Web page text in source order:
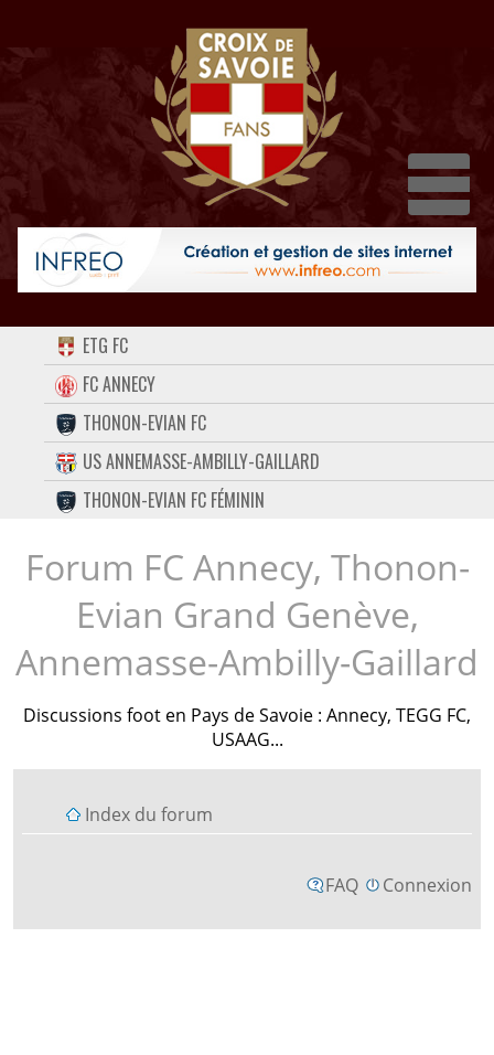
ACCUEIL
FORUM
CONTACT
FACEBOOK
TWITTER
INSTAGRAM
ETG FC
FC ANNECY
THONON-EVIAN FC
US ANNEMASSE-AMBILLY-GAILLARD
THONON-EVIAN FC FÉMININ
Forum FC Annecy, Thonon-
Evian Grand Genève,
Annemasse-Ambilly-Gaillard
Discussions foot en Pays de Savoie : Annecy, TEGG FC,
USAAG...
Index du forum
FAQ Connexion